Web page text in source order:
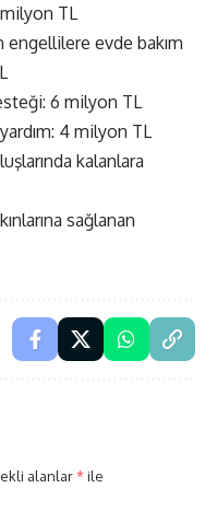
milyon TL
engellilere evde bakım
6 milyon TL
4 milyon TL
kalanlara
sağlanan
alanlar*ile